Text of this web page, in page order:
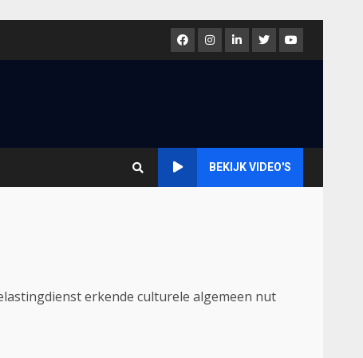
FacebookInstagram
LinkedInTwitterYoutube
BEKIJK VIDEO'S
erkende culturele algemeen nut